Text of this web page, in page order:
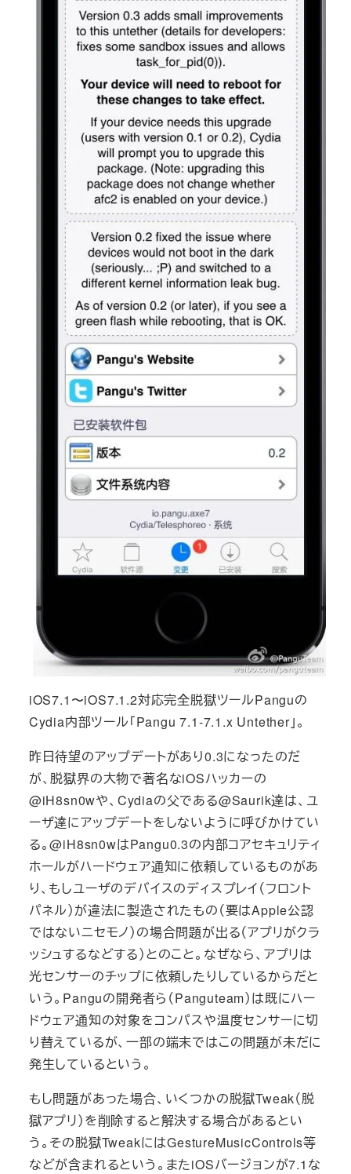
iOS7.1〜iOS7.1.2対応完全脱獄ツールPanguの
Cydia内部ツール「Pangu 7.1-7.1.x Untether」。
昨日待望のアップデートがあり0.3になったのだ
が、脱獄界の大物で著名なiOSハッカーの
@iH8sn0wや、Cydiaの父である@Saurik達は、ユ
ーザ達にアップデートをしないように呼びかけてい
る。@iH8sn0wはPangu0.3の内部コアセキュリティ
ホールがハードウェア通知に依頼しているものがあ
り、もしユーザのデバイスのディスプレイ（フロント
パネル）が違法に製造されたもの（要はApple公認
ではないニセモノ）の場合問題が出る（アプリがクラ
ッシュするなどする）とのこと。なぜなら、アプリは
光センサーのチップに依頼したりしているからだと
いう。Panguの開発者ら（Panguteam）は既にハー
ドウェア通知の対象をコンパスや温度センサーに切
り替えているが、一部の端末ではこの問題が未だに
発生しているという。
もし問題があった場合、いくつかの脱獄Tweak（脱
獄アプリ）を削除すると解決する場合があるとい
う。その脱獄TweakにはGestureMusicControls等
などが含まれるという。またiOSバージョンが7.1な